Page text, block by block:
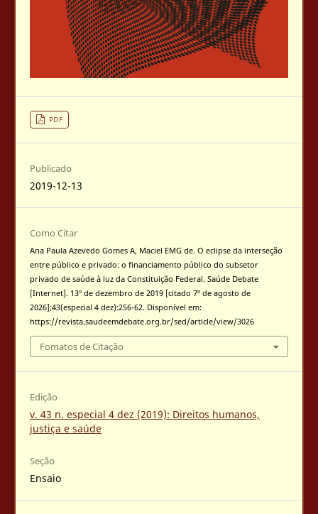
PDF
Publicado
2019-12-13
Como Citar
Ana Paula Azevedo Gomes A, Maciel EMG de. O eclipse da interseção
entre público e privado: o financiamento público do subsetor
privado de saúde à luz da Constituição Federal. Saúde Debate
[Internet]. 13º de dezembro de 2019 [citado 7º de agosto de
2026];43(especial 4 dez):256-62. Disponível em:
https://revista.saudeemdebate.org.br/sed/article/view/3026
Fomatos de Citação
Edição
v. 43 n. especial 4 dez (2019): Direitos humanos,
justiça e saúde
Seção
Ensaio